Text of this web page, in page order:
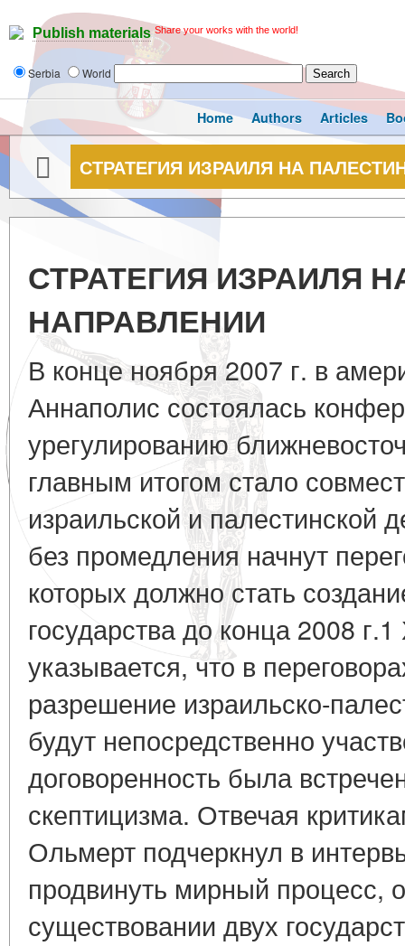
Publish materials Share your works with the world!
Serbia World
Home Authors Articles
СТРАТЕГИЯ ИЗРАИЛЯ НА
СТРАТЕГИЯ ИЗРАИЛЯ
НАПРАВЛЕНИИ
В конце ноября 2007 г. в
Аннаполис состоялась
урегулированию
главным итогом стало
израильской и палестинской
без промедления начнут
которых должно стать
государства до конца 2008
указывается, что в
разрешение израильско-
будут непосредственно
договоренность была
скептицизма. Отвечая
Ольмерт подчеркнул в
продвинуть мирный процесс,
существовании двух